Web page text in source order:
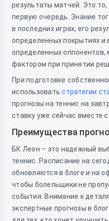
результаты матчей. Это то,
первую очередь. Знание
в последних играх, его
определенных покрытиях и
определенных
фактором при принятии
При подготовке
использоватьстратегии
прогнозы на теннис на
ставку уже сейчас вместе
Преимущества
БК Леон – это надежный
теннис. Расписание на
обновляются в блоге и на
чтобы болельщики не
события. Внимание к
экспертные прогнозы в